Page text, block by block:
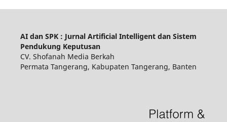
AI dan SPK : Jurnal Artificial Intelligent dan Sistem
Pendukung Keputusan
CV. Shofanah Media Berkah
Permata Tangerang, Kabupaten Tangerang, Banten